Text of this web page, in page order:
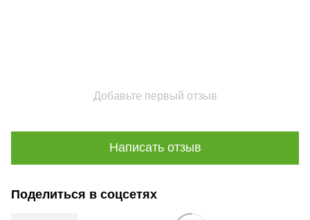
Добавьте первый отзыв
Написать отзыв
Поделиться в соцсетях